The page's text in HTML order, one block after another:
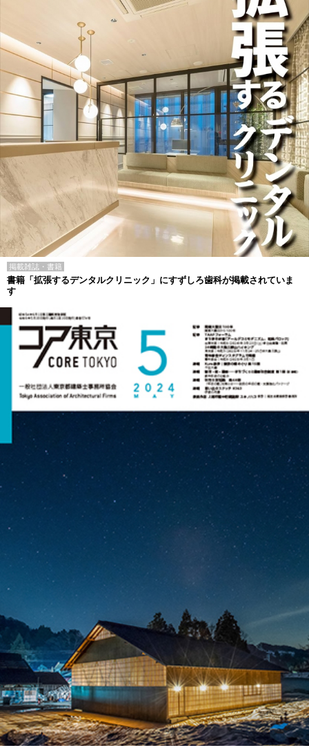
掲載雑誌・書籍
書籍「拡張するデンタルクリニック」にすずしろ歯科が掲載されていま
す